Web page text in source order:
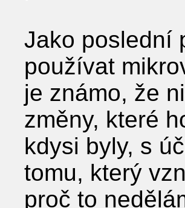
Jako poslední
používat
je známo, že
změny, které
kdysi byly, s
tomu, který
proč to